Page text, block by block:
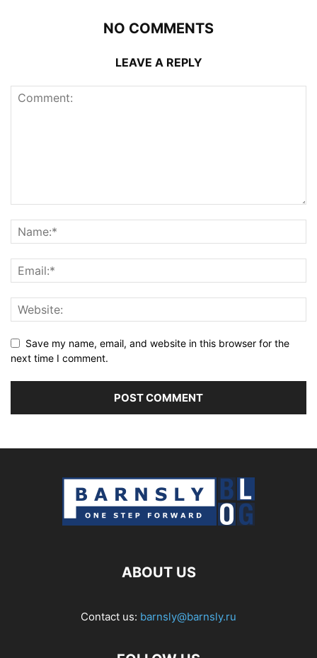
NO COMMENTS
LEAVE A REPLY
Save my name, email, and website in this browser for the
next time I comment.
ABOUT US
Contact us: barnsly@barnsly.ru